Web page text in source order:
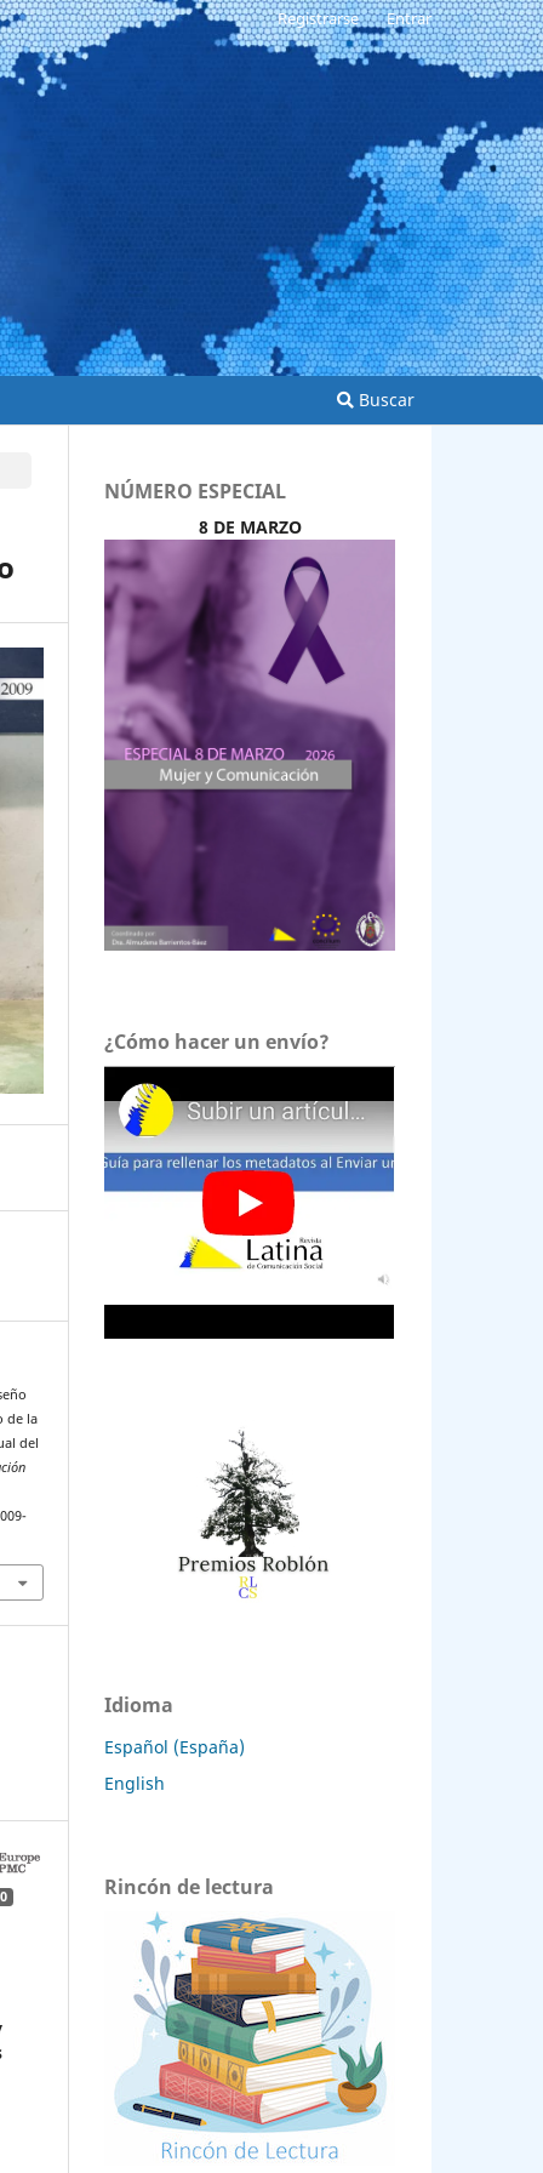
Buscar
Registrarse Entrar
de la
del
0
NÚMERO ESPECIAL
8 DE MARZO
¿Cómo hacer un envío?
Idioma
Español (España)
English
Rincón de lectura